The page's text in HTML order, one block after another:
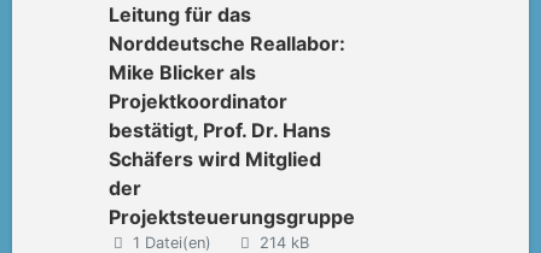
Leitung für das
Norddeutsche Reallabor:
Mike Blicker als
Projektkoordinator
bestätigt, Prof. Dr. Hans
Schäfers wird Mitglied
der
Projektsteuerungsgruppe
1 Datei(en) 214 kB